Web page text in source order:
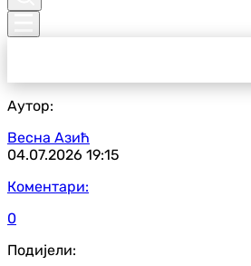
Аутор:
Весна Азић
04.07.2026 19:15
Коментари:
0
Подијели: